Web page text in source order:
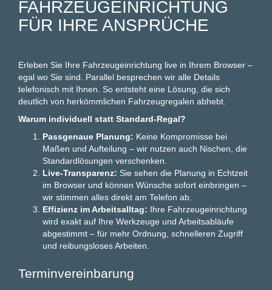
AHRZEUGEINRICHTUNG F
ÜR IHRE ANSPRÜCHE
Erleben Sie Ihre Fahrzeugeinrichtung live in Ihrem Browser –
egal wo Sie sind. Parallel besprechen wir alle Details
telefonisch mit Ihnen. So entsteht eine Lösung, die sich
deutlich von herkömmlichen Fahrzeugregalen abhebt.
Warum individuell statt Standard-Regal?
Passgenaue Planung: Keine Kompromisse bei
Maßen und Aufteilung – wir nutzen auch Nischen, die
Standardlösungen verschenken.
Live-Transparenz: Sie sehen die Planung in Echtzeit
im Browser und können Wünsche sofort einbringen –
wir stimmen alles direkt am Telefon ab.
Effizienz im Arbeitsalltag: Ihre Fahrzeugeinrichtung
wird exakt auf Ihre Werkzeuge und Arbeitsabläufe
abgestimmt – für mehr Ordnung, schnelleren Zugriff
und reibungsloses Arbeiten.
Terminvereinbarung